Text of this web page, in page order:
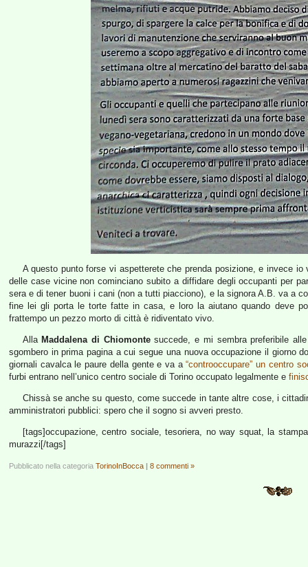
A questo punto forse vi aspetterete che prenda posizione, e invece
delle case vicine non cominciano subito a diffidare degli occupanti per
sera e di tener buoni i cani (non a tutti piacciono), e la signora A.B. va a
fine lei gli porta le torte fatte in casa, e loro la aiutano quando deve
frattempo un pezzo morto di città è ridiventato vivo.
Alla Maddalena di Chiomontesuccede, e mi sembra preferibile
sgombero in prima pagina a cui segue una nuova occupazione il giorno
giornali cavalca le paure della gente e va a“controoccupare” un centro
furbi entrano nell’unico centro sociale di Torino occupato legalmente e
Chissà se anche su questo, come succede in tante altre cose, i
amministratori pubblici: spero che il sogno si avveri presto.
[tags]occupazione, centro sociale, tesoriera, no way squat, la
murazzi[/tags]
Pubblicato nella categoria TorinoInBocca | 8 commenti »